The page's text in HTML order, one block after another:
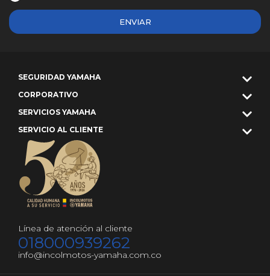
ENVIAR
SEGURIDAD YAMAHA
CORPORATIVO
SERVICIOS YAMAHA
SERVICIO AL CLIENTE
Línea de atención al cliente
018000939262
info@incolmotos-yamaha.com.co